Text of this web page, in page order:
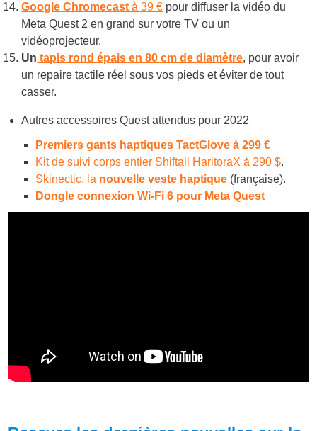
Google Chromecast à 39 € pour diffuser la vidéo du
Meta Quest 2 en grand sur votre TV ou un
vidéoprojecteur.
Un tapis rond épais en 80 cm de diamètre, pour avoir
un repaire tactile réel sous vos pieds et éviter de tout
casser.
Autres accessoires Quest attendus pour 2022
Premiers gants haptiques TactGlove à 299 €
Kit de suivi corps entier Shiftall HaritoraX à 290 $.
Skinectic, la nouvelle veste haptique(française).
Dongle connexion Wi-Fi 6 pour Meta Quest